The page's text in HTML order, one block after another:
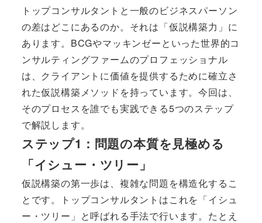
トップコンサルタントと一般のビジネスパーソン
の差はどこにあるのか。それは「仮説構築力」に
あります。BCGやマッキンゼーといった世界的コ
ンサルティングファームのプロフェッショナル
は、クライアントに価値を提供するために確立さ
れた仮説構築メソッドを持っています。今回は、
そのプロセスを誰でも実践できる5つのステップ
で解説します。
ステップ1：問題の本質を見極める
「イシュー・ツリー」
仮説構築の第一歩は、複雑な問題を構造化するこ
とです。トップコンサルタントはこれを「イシュ
ー・ツリー」と呼ばれる手法で行います。たとえ